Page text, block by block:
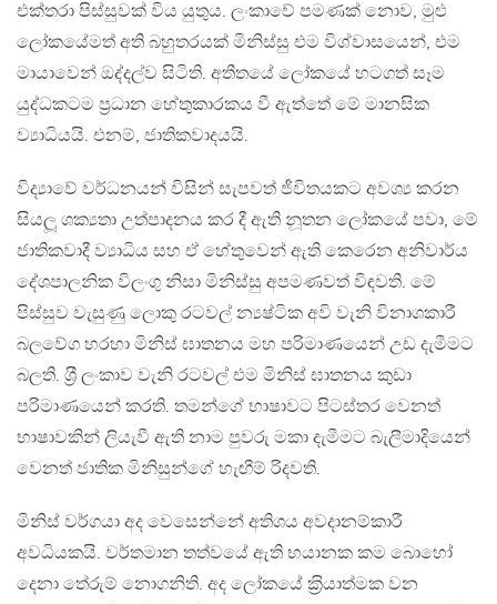
එක්තරා පිස්සුවක් විය යුතුය. ලංකාවේ පමණක් නොව, මුළු
ලෝකයේමත් අති බහුතරයක් මිනිස්සු එම විශ්වාසයෙන්, එම
මායාවෙන් ඔද්දල්ව සිටිති. අතීතයේ ලෝකයේ හටගත් සෑම
යුද්ධකටම ප‍්‍රධාන හේතුකාරකය වී ඇත්තේ මේ මානසික
ව්‍යාධියයි. එනම්, ජාතිකවාදයයි.
විද්‍යාවේ වර්ධනයන් විසින් සැපවත් ජීවිතයකට අවශ්‍ය කරන
සියලූ ශක්‍යතා උත්පාදනය කර දී ඇති නූතන ලෝකයේ පවා, මේ
ජාතිකවාදී ව්‍යාධිය සහ ඒ හේතුවෙන් ඇති කෙරෙන අනිවාර්ය
දේශපාලනික විලංගු නිසා මිනිස්සු අපමණවත් විඳවති. මේ
පිස්සුව වැසුණු ලොකු රටවල් න්‍යෂ්ටික අවි වැනි විනාශකාරී
බලවේග හරහා මිනිස් ඝාතනය මහ පරිමාණයෙන් උඩ දැමීමට
බලති. ශ‍්‍රී ලංකාව වැනි රටවල් එම මිනිස් ඝාතනය කුඩා
පරිමාණයෙන් කරති. තමන්ගේ භාෂාවට පිටස්තර වෙනත්
භාෂාවකින් ලියැවී ඇති නාම පුවරු මකා දැමීමට බැලීමාදියෙන්
වෙනත් ජාතික මිනිසුන්ගේ හැඟීම් රිදවති.
මිනිස් වර්ගයා අද වෙසෙන්නේ අතිශය අවදානම්කාරී
අවධියකයි. වර්තමාන තත්වයේ ඇති භයානක කම බොහෝ
දෙනා තේරුම් නොගනිති. අද ලෝකයේ ක‍්‍රියාත්මක වන